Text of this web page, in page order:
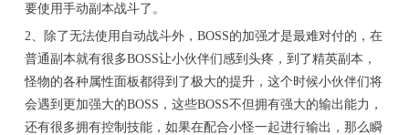
要使用手动副本战斗了。
2、除了无法使用自动战斗外，BOSS的加强才是最难对付的，在
普通副本就有很多BOSS让小伙伴们感到头疼，到了精英副本，
怪物的各种属性面板都得到了极大的提升，这个时候小伙伴们将
会遇到更加强大的BOSS，这些BOSS不但拥有强大的输出能力，
还有很多拥有控制技能，如果在配合小怪一起进行输出，那么瞬